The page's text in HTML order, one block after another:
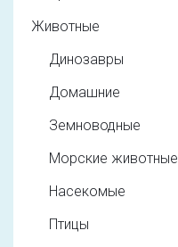
Животные
Динозавры
Домашние
Земноводные
Морские животные
Насекомые
Птицы